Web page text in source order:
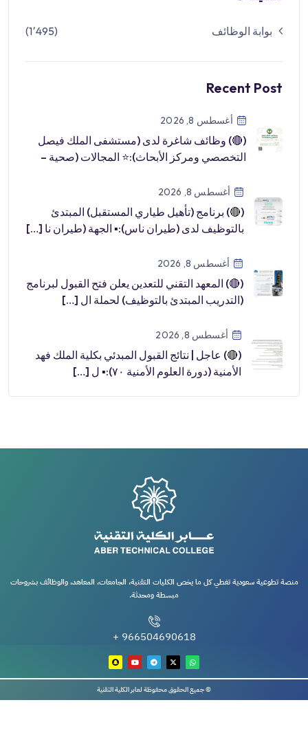
بوابة الوظائف (1٬495)
Recent Post
أغسطس 8, 2026
(🔴) وظائف شاغرة لدى (مستشفى الملك فيصل
التخصصي ومركز الأبحاث):⭐️ المجالات (صحية –
أغسطس 8, 2026
(🔴) برنامج (تأهيل طياري المستقبل) المبتدئ
بالتوظيف لدى (طيران ناس):▪️ الجهة (طيران نا […]
أغسطس 8, 2026
(🔴) المعهد التقني للتعدين يعلن فتح القبول لبرنامج
(التدريب المبتدئ بالتوظيف) لحملة ال […]
أغسطس 8, 2026
(🔴) عاجل | نتائج القبول المبدئي بكلية الملك فهد
الأمنية (دورة العلوم الأمنية ٧٠):▪️ ل […]
منصة تطوعية سعودية تغطي كل ما يخص الكليات التقنية، الجامعات، المعاهد، والوظائف بشروحات
مبسطة ومحدثة.
966504690618 +
© جميع الحقوق محفوظة لعابر الكلية التقنية